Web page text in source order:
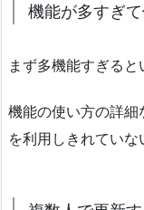
機能が多すぎ
まず多機能すぎると
機能の使い方の詳
を利用しきれていな